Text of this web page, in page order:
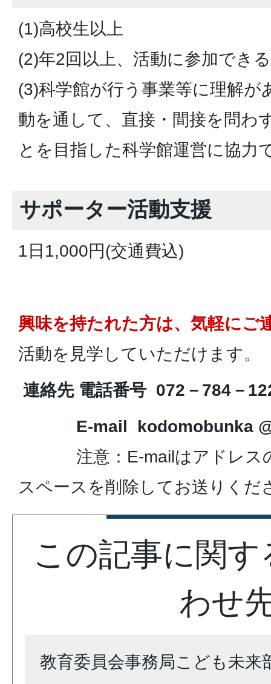
(1)高校生以上
(2)年2回以上、活動に参加でき
(3)科学館が行う事業等に理解が
動を通して、直接・間接を問わ
とを目指した科学館運営に協力
サポーター活動支援
1日1,000円(交通費込)
興味を持たれた方は、気軽にご
活動を見学していただけます。
連絡先 電話番号 072－784－
E-mail kodomobunka
注意：E-mailはアドレス
スペースを削除してお送りくだ
この記事に関
わせ
教育委員会事務局こども未来